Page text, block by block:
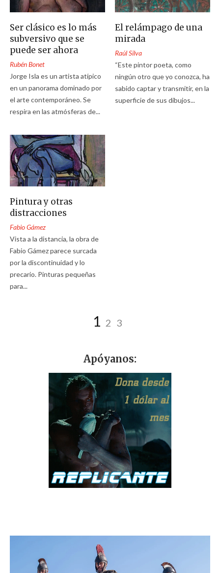
Ser clásico es lo más
subversivo que se
puede ser ahora
Rubén Bonet
Jorge Isla es un artista atípico
en un panorama dominado por
el arte contemporáneo. Se
respira en las atmósferas de...
El relámpago de una
mirada
Raúl Silva
“Este pintor poeta, como
ningún otro que yo conozca, ha
sabido captar y transmitir, en la
superficie de sus dibujos...
Pintura y otras
distracciones
Fabio Gámez
Vista a la distancia, la obra de
Fabio Gámez parece surcada
por la discontinuidad y lo
precario. Pinturas pequeñas
para...
1 2 3
Apóyanos: